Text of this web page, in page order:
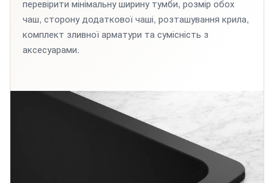
перевірити мінімальну ширину тумби, розмір обох
чаш, сторону додаткової чаші, розташування крила,
комплект зливної арматури та сумісність з
аксесуарами.